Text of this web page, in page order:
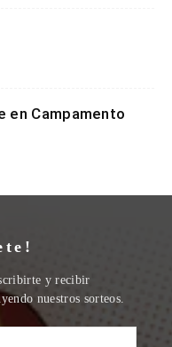
en Campamento
y recibir
nuestros sorteos.